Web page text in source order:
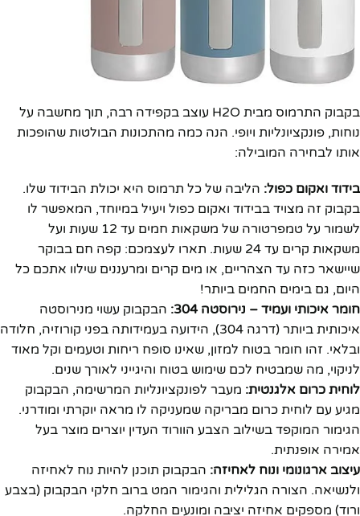
בקבוק התרמוס מבית H2O עוצב בקפידה רבה, תוך מחשבה על
נוחות, פונקציונליות ויופי. הנה כמה מהתכונות הבולטות שהופכות
אותו לבחירה המובילה:
בידוד ואקום כפול: הליבה של כל תרמוס היא יכולת הבידוד שלו.
בקבוק זה מצויד בבידוד ואקום כפול ויעיל במיוחד, המאפשר לו
לשמור על טמפרטורה של משקאות חמים עד 12 שעות ועל
משקאות קרים עד 24 שעות. תארו לעצמכם: קפה חם בבוקר
שיישאר כזה עד הצהריים, או מים קרים ומרעננים שילוו אתכם כל
היום, גם בימים החמים ביותר!
חומר איכותי ועמיד – נירוסטה 304:
הבקבוק עשוי מנירוסטה
איכותית ביותר (דרגה 304), הידועה בעמידותה בפני קורוזיה, חלודה
ובלאי. זהו חומר בטוח למזון, שאינו סופח ריחות וטעמים וקל מאוד
לניקוי, מה שמבטיח לכם שימוש בטוח והיגייני לאורך שנים.
לוחית כרום אלגנטית: מעבר לפונקציונליות המרשימה, הבקבוק
מגיע עם לוחית כרום מבריקה שמעניקה לו מראה יוקרתי ומודרני.
הגימור המוקפד בשילוב הצבע הוורוד העדין יוצרים מוצר בעל
אמירה אופנתית.
עיצוב ארגונומי ונוח לאחיזה: הבקבוק תוכנן להיות נוח לאחיזה
ולנשיאה. הצורה הגלילית והגימור המט ברוב חלקי הבקבוק (בצבע
ורוד) מספקים אחיזה יציבה ומונעים החלקה.